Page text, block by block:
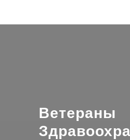
Ветераны